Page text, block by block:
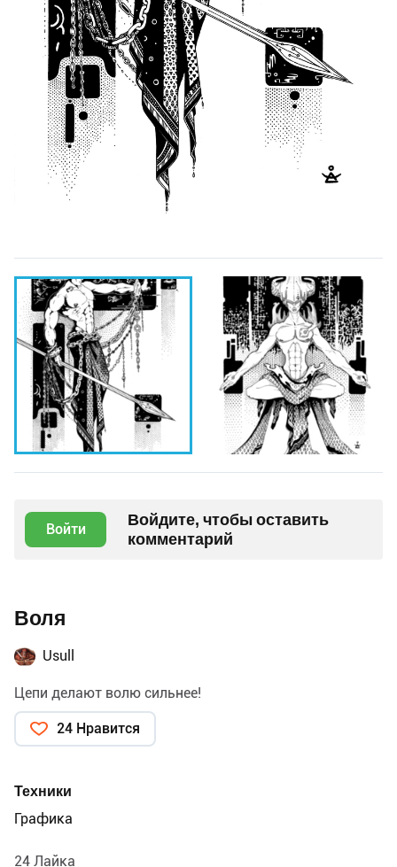
Войти
Войдите, чтобы оставить
комментарий
Воля
Usull
Цепи делают волю сильнее!
24 Нравится
Техники
Графика
24 Лайка